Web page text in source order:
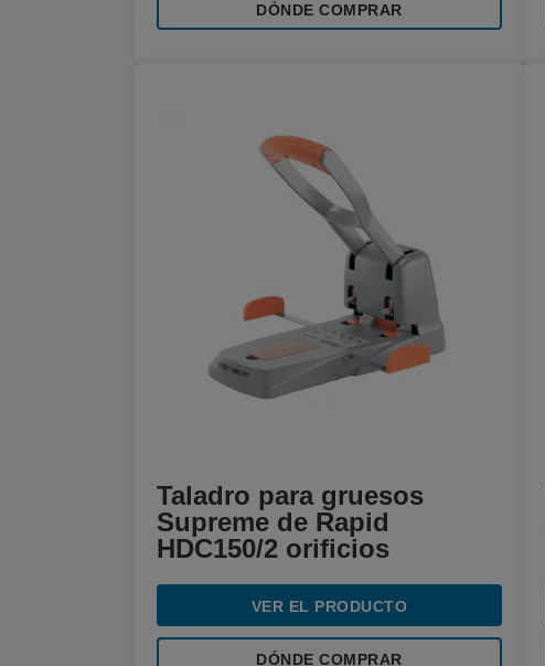
DÓNDE COMPRAR
Taladro para gruesos
Supreme de Rapid
HDC150/2 orificios
VER EL PRODUCTO
DÓNDE COMPRAR